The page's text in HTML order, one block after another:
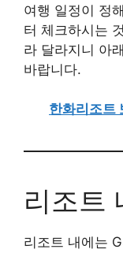
여행 일정이 정
터 체크하시는
라 달라지니 아
바랍니다.
한화리조트
리조트
리조트 내에는